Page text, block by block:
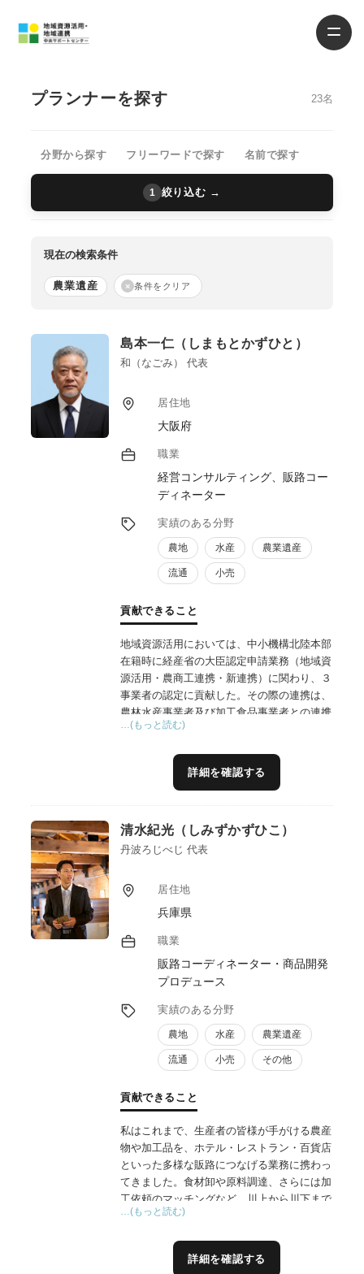
プランナーを探す 23名
分野から探す フリーワードで探す 名前で探す
1 絞り込む →
現在の検索条件
農業遺産 × 条件をクリア
島本一仁（しまもとかずひと）
和（なごみ） 代表
居住地
大阪府
職業
経営コンサルティング、販路コー
ディネーター
実績のある分野
農地 水産 農業遺産
流通 小売
貢献できること
地域資源活用においては、中小機構北陸本部
在籍時に経産省の大臣認定申請業務（地域資
源活用・農商工連携・新連携）に関わり、３
事業者の認定に貢献した。その際の連携は、
農林水産事業者及び加工食品事業者との連携
だけではなく、必要に応じて地銀、県庁、市
また、東日本大震災の復興支援（復興庁、水
産庁）は、販路回復センターの専門家とし
極的に行い、相談者に満足してもらえる成果
に貢献した。
む）・仕入調達先紹介・許認可指導・海外輸
出相談対応・商品開発（商品改良含む）・販
売戦略指導・コーディネート・ＦＰＣシート
策定支援・産官学民連携・認定事業及び補助
金申請サポート等である。
…(もっと読む)
詳細を確認する
清水紀光（しみずかずひこ）
丹波ろじべじ 代表
居住地
兵庫県
職業
販路コーディネーター・商品開発
プロデュース
実績のある分野
農地 水産 農業遺産
流通 小売 その他
貢献できること
私はこれまで、生産者の皆様が手がける農産
物や加工品を、ホテル・レストラン・百貨店
といった多様な販路につなげる業務に携わっ
てきました。食材卸や原料調達、さらには加
工依頼のマッチングなど、川上から川下まで
一貫したサポートを行う中で、現場の声を聞
進に取り組んでまいりました。特に、商品の
価値を引き出すブランディングや、商品化に
…(もっと読む)
詳細を確認する